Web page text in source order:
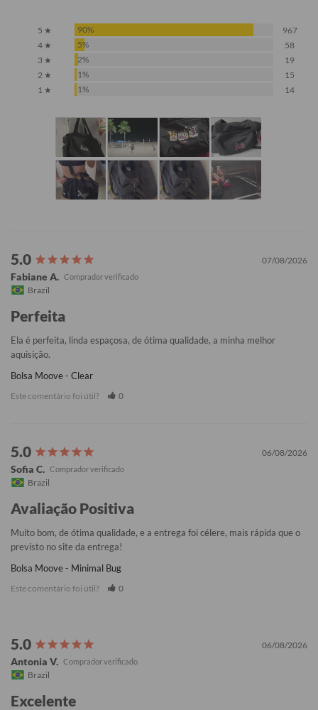
5 ★ 90%
967
4 ★
5%
58
3 ★
2%
19
2 ★
1%
15
1 ★
1% 14
07/08/2026
Fabiane A.
Brazil
Perfeita
Ela é perfeita, linda espaçosa, de ótima qualidade, a minha melhor
aquisição.
Bolsa Moove - Clear
Este comentário foi útil? 0
06/08/2026
Sofia C.
Brazil
Avaliação Positiva
Muito bom, de ótima qualidade, e a entrega foi célere, mais rápida que o
previsto no site da entrega!
Bolsa Moove - Minimal Bug
Este comentário foi útil? 0
06/08/2026
Antonia V.
Brazil
Excelente